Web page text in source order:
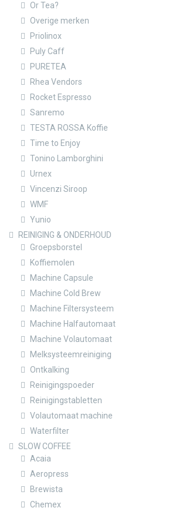
Or Tea?
Overige merken
Priolinox
Puly Caff
PURETEA
Rhea Vendors
Rocket Espresso
Sanremo
TESTA ROSSA Koffie
Time to Enjoy
Tonino Lamborghini
Urnex
Vincenzi Siroop
WMF
Yunio
REINIGING & ONDERHOUD
Groepsborstel
Koffiemolen
Machine Capsule
Machine Cold Brew
Machine Filtersysteem
Machine Halfautomaat
Machine Volautomaat
Melksysteemreiniging
Ontkalking
Reinigingspoeder
Reinigingstabletten
Volautomaat machine
Waterfilter
SLOW COFFEE
Acaia
Aeropress
Brewista
Chemex